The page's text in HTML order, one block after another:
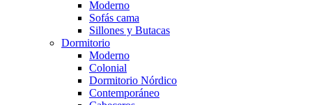
Moderno
Sofás cama
Sillones y Butacas
Dormitorio
Moderno
Colonial
Dormitorio Nórdico
Contemporáneo